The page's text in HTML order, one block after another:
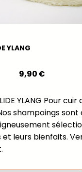
YLANG
9,90€
YLANG Pour
shampoings
leurs bienfaits.